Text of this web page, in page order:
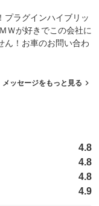
プラグインハイブリッ
Ｗが好きでこの会社に
ん！お車のお問い合わ
メッセージをもっと見る
4.8
4.8
4.8
4.9